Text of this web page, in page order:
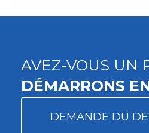
AVEZ-VOUS UN
DÉMARRONS
DEMANDE DU